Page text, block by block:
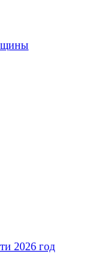
2026 год